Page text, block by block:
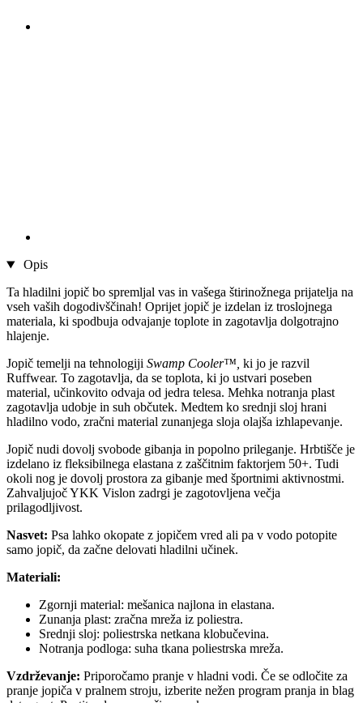
Opis
Ta hladilni jopič bo spremljal vas in vašega štirinožnega prijatelja na
vseh vaših dogodivščinah! Oprijet jopič je izdelan iz troslojnega
materiala, ki spodbuja odvajanje toplote in zagotavlja dolgotrajno
hlajenje.
Jopič temelji na tehnologiji Swamp Cooler™, ki jo je razvil
Ruffwear. To zagotavlja, da se toplota, ki jo ustvari poseben
material, učinkovito odvaja od jedra telesa. Mehka notranja plast
zagotavlja udobje in suh občutek. Medtem ko srednji sloj hrani
hladilno vodo, zračni material zunanjega sloja olajša izhlapevanje.
Jopič nudi dovolj svobode gibanja in popolno prileganje. Hrbtišče je
izdelano iz fleksibilnega elastana z zaščitnim faktorjem 50+. Tudi
okoli nog je dovolj prostora za gibanje med športnimi aktivnostmi.
Zahvaljujoč YKK Vislon zadrgi je zagotovljena večja
prilagodljivost.
Nasvet: Psa lahko okopate z jopičem vred ali pa v vodo potopite
samo jopič, da začne delovati hladilni učinek.
Materiali:
Zgornji material: mešanica najlona in elastana.
Zunanja plast: zračna mreža iz poliestra.
Srednji sloj: poliestrska netkana klobučevina.
Notranja podloga: suha tkana poliestrska mreža.
Vzdrževanje: Priporočamo pranje v hladni vodi. Če se odločite za
pranje jopiča v pralnem stroju, izberite nežen program pranja in blag